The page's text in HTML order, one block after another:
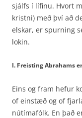
sjálfs í lífinu. Hvort
kristni) með því að
elskar, er spurning
lokin.
I. Freisting Abrahams
Eins og fram hefur
of einstæð og of
nútímafólk. En það